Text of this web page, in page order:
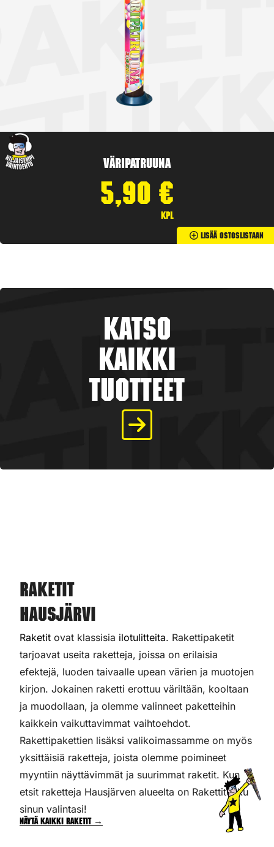
Väripatruuna
5,90 €
kpl
Lisää Ostoslistaan
Katso
kaikki
tuotteet
Raketit
Hausjärvi
Raketit ovat klassisia ilotulitteita. Rakettipaketit
tarjoavat useita raketteja, joissa on erilaisia
efektejä, luoden taivaalle upean värien ja muotojen
kirjon. Jokainen raketti erottuu väriltään, kooltaan
ja muodollaan, ja olemme valinneet paketteihin
kaikkein vaikuttavimmat vaihtoehdot.
Rakettipakettien lisäksi valikoimassamme on myös
yksittäisiä raketteja, joista olemme poimineet
myyntiin näyttävimmät ja suurimmat raketit. Kun
etsit raketteja Hausjärven alueelta on Rakettitukku
sinun valintasi!
Näytä kaikki raketit →